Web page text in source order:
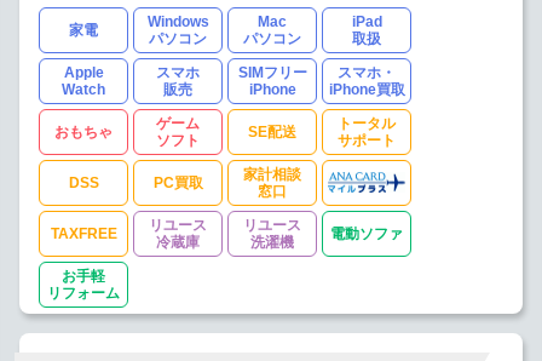
家電
Windows
パソコン
Mac
パソコン
iPad
取扱
Apple
Watch
スマホ
販売
SIMフリー
iPhone
スマホ・
iPhone買取
おもちゃ
ゲーム
ソフト
SE配送
トータル
サポート
DSS PC買取
家計相談
窓口
TAXFREE
リユース
冷蔵庫
リユース
洗濯機
電動ソファ
お手軽
リフォーム